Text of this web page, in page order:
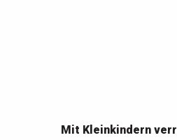
Mit Kleinkindern